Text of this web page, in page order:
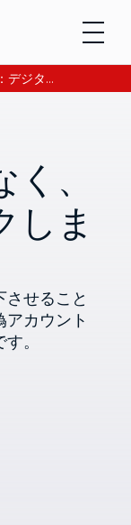
エージェント型AI時代のアイデンティティ：デジタル信頼の獲得と検証について、CEOアンドレ・デュランが語る。今すぐ読む。
、
しま
せること
カウント
。